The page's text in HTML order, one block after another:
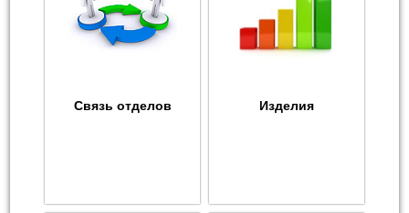
Связь отделов Изделия